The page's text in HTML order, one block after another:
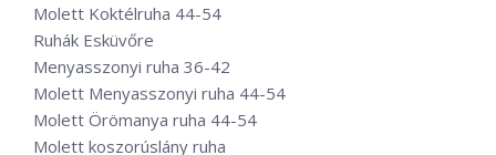
Molett Koktélruha 44-54
Ruhák Esküvőre
Menyasszonyi ruha 36-42
Molett Menyasszonyi ruha 44-54
Molett Örömanya ruha 44-54
Molett koszorúslány ruha